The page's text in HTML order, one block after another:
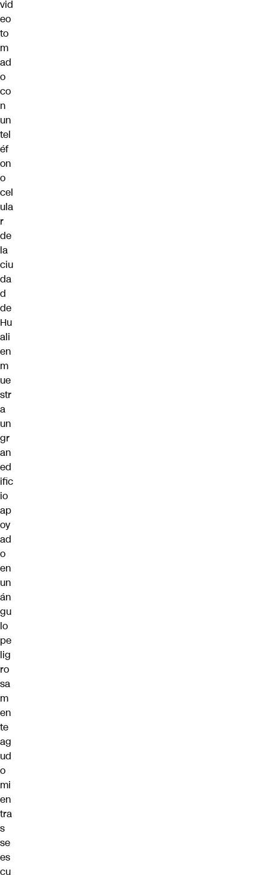
vid
eo
to
m
ad
o
co
n
un
tel
éf
on
o
cel
ula
r
de
la
ciu
da
d
de
Hu
ali
en
m
ue
str
a
un
gr
an
ed
ific
io
ap
oy
ad
o
en
un
án
gu
lo
pe
lig
ro
sa
m
en
te
ag
ud
o
mi
en
tra
s
se
es
cu